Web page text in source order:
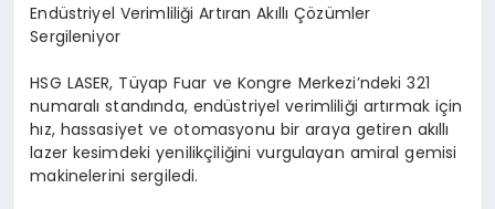
Endüstriyel Verimliliği Artıran Akıllı Çözümler
Sergileniyor
HSG LASER, Tüyap Fuar ve Kongre Merkezi’ndeki 321
numaralı standında, endüstriyel verimliliği artırmak için
hız, hassasiyet ve otomasyonu bir araya getiren akıllı
lazer kesimdeki yenilikçiliğini vurgulayan amiral gemisi
makinelerini sergiledi.